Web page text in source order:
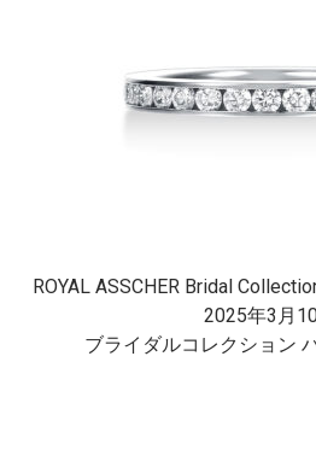
ROYAL ASSCHER Bridal
2025年3月
ブライダルコレクション